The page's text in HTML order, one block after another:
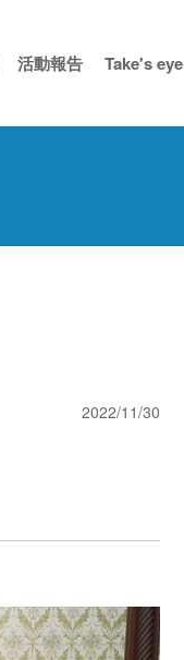
活動報告 Take's eye
2022/11/30